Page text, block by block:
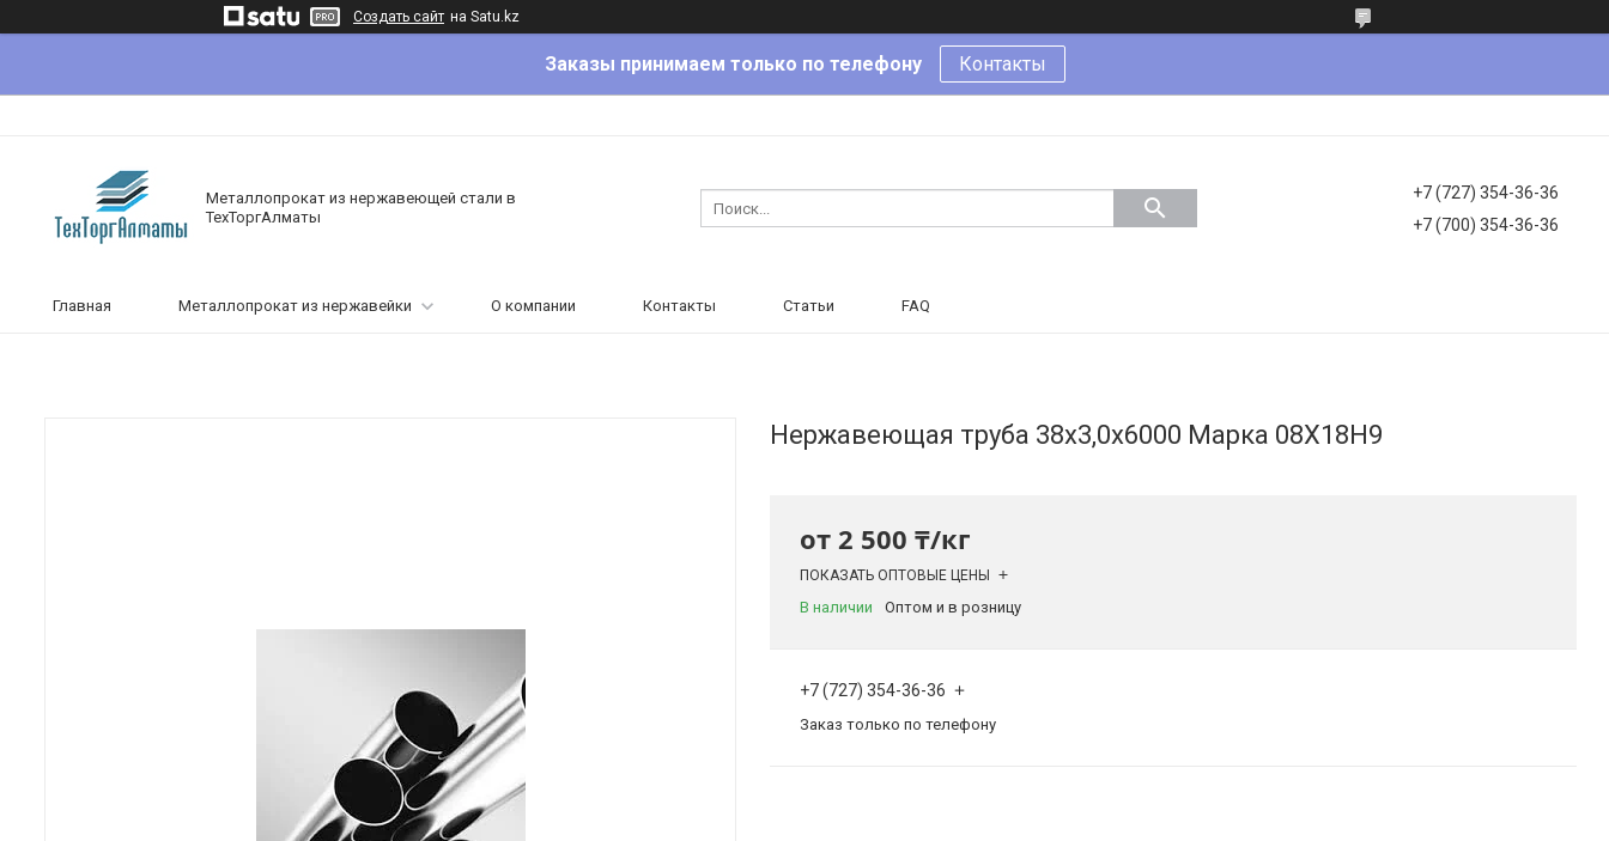
Создать сайт на Satu.kz
Заказы принимаем только по телефону Контакты
Металлопрокат из нержавеющей стали в
ТехТоргАлматы
+7 (727) 354-36-36
+7 (700) 354-36-36
Главная Металлопрокат из нержавейки О компании Контакты Статьи FAQ
Нержавеющая труба 38х3,0х6000 Марка 08Х18Н9
от 2 500 ₸/кг
ПОКАЗАТЬ ОПТОВЫЕ ЦЕНЫ
В наличии Оптом и в розницу
+7 (727) 354-36-36
Заказ только по телефону